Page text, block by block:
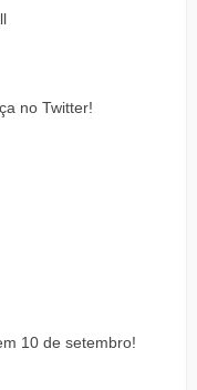
no Twitter!
10 de setembro!